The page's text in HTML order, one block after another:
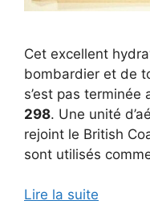
Cet excellent
bombardier et de
s’est pas terminée
298. Une unité
rejoint le British
sont utilisés
Lire la suite